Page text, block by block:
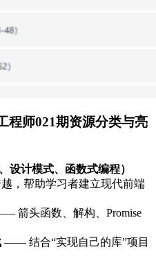
程师021期资源分类与亮
设计模式、函数式编程）
，帮助学习者建立现代前端
箭头函数、解构、Promise
—— 结合“实现自己的库”项目